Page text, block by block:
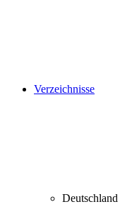
Verzeichnisse
Deutschland